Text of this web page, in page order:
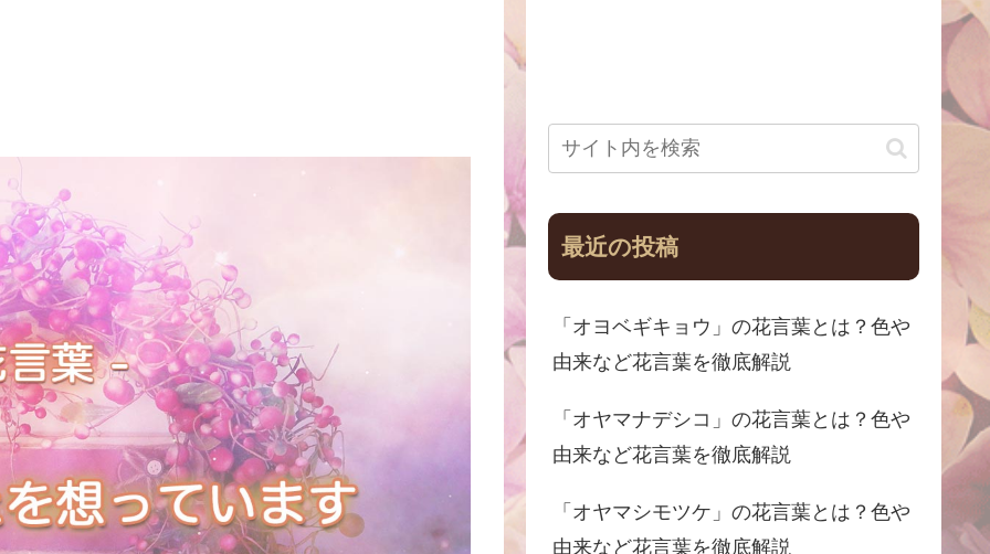
最近の投稿
「オヨベギキョウ」の花言葉とは？色や
由来など花言葉を徹底解説
「オヤマナデシコ」の花言葉とは？色や
由来など花言葉を徹底解説
「オヤマシモツケ」の花言葉とは？色や
由来など花言葉を徹底解説